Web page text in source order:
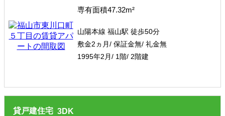
専有面積47.32m²
山陽本線 福山駅 徒歩50分
敷金2ヵ月/ 保証金無/ 礼金無
1995年2月/ 1階/ 2階建
貸戸建住宅 3DK